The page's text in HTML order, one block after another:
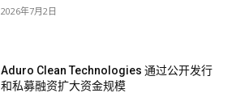
2026年7月2日
Aduro Clean Technologies 通过公开发行
和私募融资扩大资金规模